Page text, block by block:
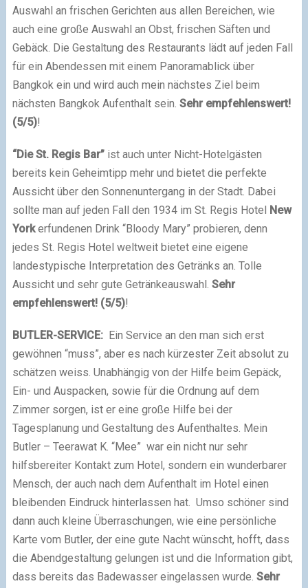
Auswahl an frischen Gerichten aus allen Bereichen, wie
auch eine große Auswahl an Obst, frischen Säften und
Gebäck. Die Gestaltung des Restaurants lädt auf jeden Fall
für ein Abendessen mit einem Panoramablick über
Bangkok ein und wird auch mein nächstes Ziel beim
nächsten Bangkok Aufenthalt sein. Sehr empfehlenswert!
(5/5)!
“Die St. Regis Bar”ist auch unter Nicht-Hotelgästen
bereits kein Geheimtipp mehr und bietet die perfekte
Aussicht über den Sonnenuntergang in der Stadt. Dabei
sollte man auf jeden Fall den 1934 im St. Regis Hotel
New
Yorkerfundenen Drink “Bloody Mary” probieren, denn
jedes St. Regis Hotel weltweit bietet eine eigene
landestypische Interpretation des Getränks an. Tolle
Aussicht und sehr gute Getränkeauswahl. Sehr
empfehlenswert! (5/5)!
BUTLER-SERVICE: Ein Service an den man sich erst
gewöhnen “muss”, aber es nach kürzester Zeit absolut zu
schätzen weiss. Unabhängig von der Hilfe beim Gepäck,
Ein- und Auspacken, sowie für die Ordnung auf dem
Zimmer sorgen, ist er eine große Hilfe bei der
Tagesplanung und Gestaltung des Aufenthaltes. Mein
Butler – Teerawat K. “Mee” war ein nicht nur sehr
hilfsbereiter Kontakt zum Hotel, sondern ein wunderbarer
Mensch, der auch nach dem Aufenthalt im Hotel einen
bleibenden Eindruck hinterlassen hat. Umso schöner sind
dann auch kleine Überraschungen, wie eine persönliche
Karte vom Butler, der eine gute Nacht wünscht, hofft, dass
die Abendgestaltung gelungen ist und die Information gibt,
dass bereits das Badewasser eingelassen wurde. Sehr